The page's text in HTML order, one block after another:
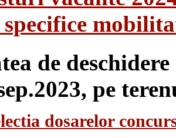
de
pe
dosarelor